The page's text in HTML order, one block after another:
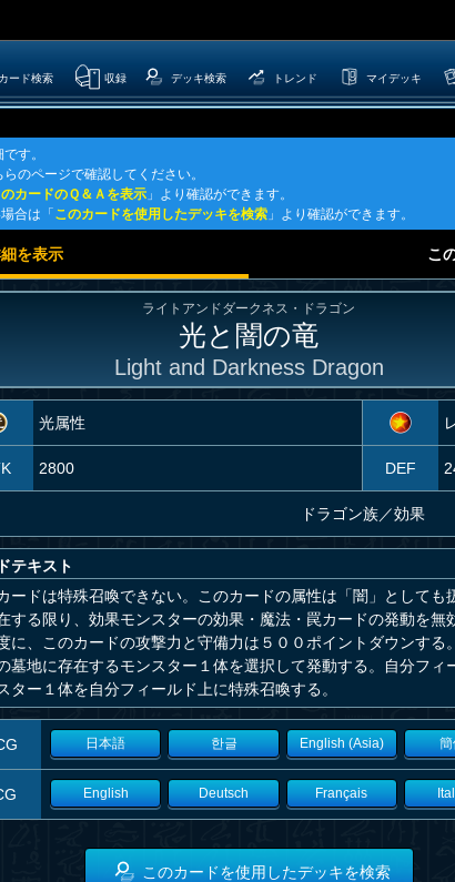
ード検索 収録 デッキ検索 トレンド マイデッキ
す。
のページで確認してください。
カードのＱ＆Ａを表示 」より確認ができます。
合は「 このカードを使用したデッキを検索 」より確認ができます。
を表示 こ
ライトアンドダークネス・ドラゴン
光と闇の竜
Light and Darkness Dragon
光属性
2800 DEF
ドラゴン族／効果
テキスト
ードは特殊召喚できない。このカードの属性は「闇」として
する限り、効果モンスターの効果・魔法・罠カードの発動を無
に、このカードの攻撃力と守備力は５００ポイントダウンする
墓地に存在するモンスター１体を選択して発動する。自分フ
ター１体を自分フィールド上に特殊召喚する。
日本語 한글 English (Asia)
English Deutsch Français
このカードを使用したデッキを検索